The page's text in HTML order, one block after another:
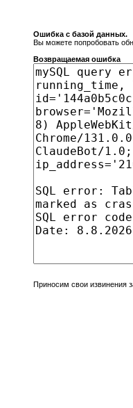
Ошибка с базой данных.
Вы можете попробовать
Возвращаемая ошибка
Приносим свои извинения